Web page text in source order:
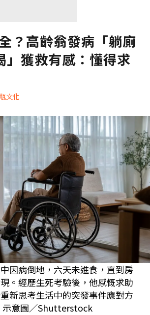
？高齡翁發病「躺廁
」獲救有感：懂得求
文化
因病倒地，六天未進食，直到房
。經歷生死考驗後，他感慨求助
新思考生活中的突發事件應對方
示意圖／Shutterstock